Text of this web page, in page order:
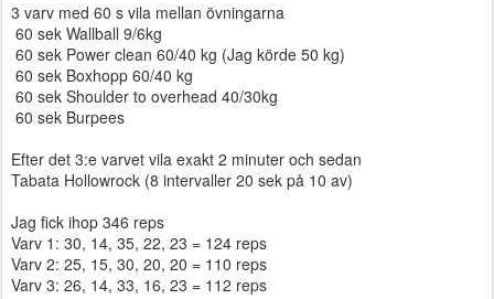
3 varv med 60 s vila mellan övningarna
60 sek Wallball 9/6kg
60 sek Power clean 60/40 kg (Jag körde 50 kg)
60 sek Boxhopp 60/40 kg
60 sek Shoulder to overhead 40/30kg
60 sek Burpees
Efter det 3:e varvet vila exakt 2 minuter och sedan
Tabata Hollowrock (8 intervaller 20 sek på 10 av)
Jag fick ihop 346 reps
Varv 1: 30, 14, 35, 22, 23 = 124 reps
Varv 2: 25, 15, 30, 20, 20 = 110 reps
Varv 3: 26, 14, 33, 16, 23 = 112 reps